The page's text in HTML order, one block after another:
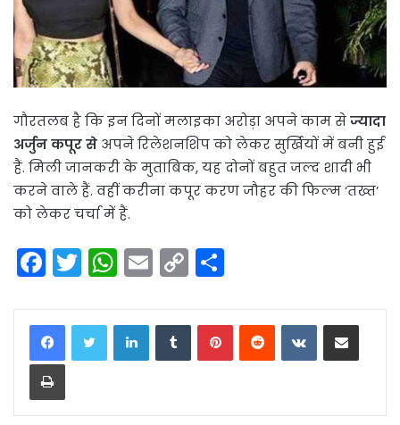
गौरतलब है कि इन दिनों मलाइका अरोड़ा अपने काम सेज्यादा
अर्जुन कपूर से अपने रिलेशनशिप को लेकर सुर्खियों में बनी हुई
हैं. मिली जानकरी के मुताबिक, यह दोनों बहुत जल्द शादी भी
करने वाले हैं. वहीं करीना कपूर करण जौहर की फिल्म ‘तख्त’
को लेकर चर्चा में हैं.
F
a
c
e
b
o
T
w
itt
er
W
h
a
ts
p
E
m
ai
C
o
p
n
ar
LinkedInTumblrPinterestReddit VKontakteShare via Email
Print